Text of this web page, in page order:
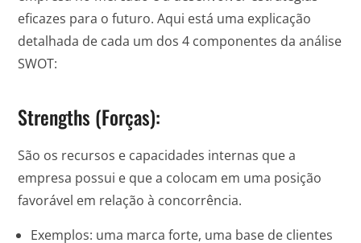
eficazes para o futuro. Aqui está uma explicação
detalhada de cada um dos 4 componentes da análise
SWOT:
Strengths (Forças):
São os recursos e capacidades internas que a
empresa possui e que a colocam em uma posição
favorável em relação à concorrência.
Exemplos: uma marca forte, uma base de clientes